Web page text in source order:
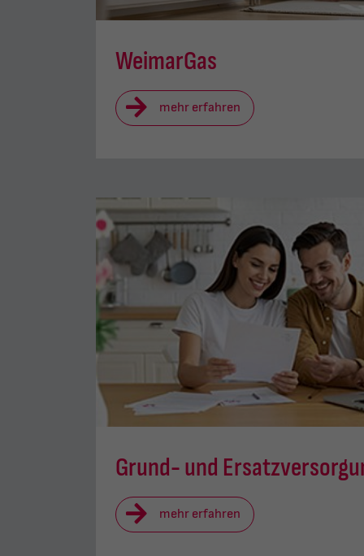
WeimarGas
mehr erfahren
Grund- und
mehr erfahren